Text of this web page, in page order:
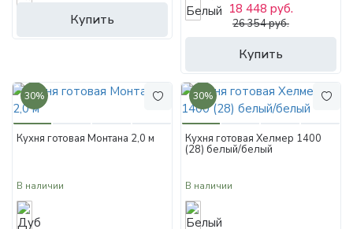
Купить
Купить
18 448 руб.
26 354 руб.
30%
Кухня готовая Монтана 2,0 м
В наличии
30%
Кухня готовая Хелмер 1400
(28) белый/белый
В наличии